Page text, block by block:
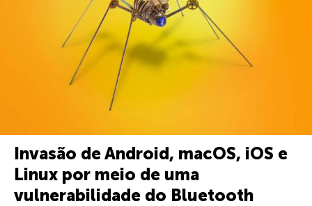
Invasão de Android, macOS, iOS e
Linux por meio de uma
vulnerabilidade do Bluetooth